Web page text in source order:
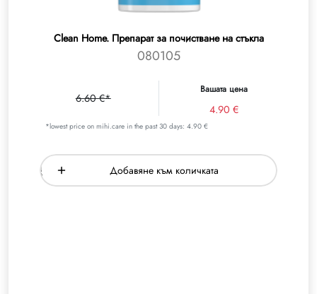
Clean Home. Препарат за почистване на стъкла
080105
6.60 €*
Вашата цена
4.90 €
*lowest price on mihi.care in the past 30 days: 4.90 €
Добавяне към количката